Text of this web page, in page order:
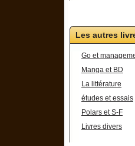
Les autres
Go et
Manga et BD
La littérature
études et essais
Polars et S-F
Livres divers